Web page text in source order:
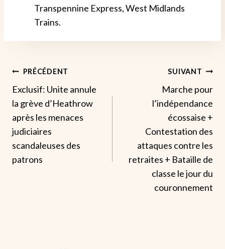
Transpennine Express, West Midlands
Trains.
Navigation
De
L’article
PRÉCÉDENT
Exclusif: Unite annule
la grève d’Heathrow
après les menaces
judiciaires
scandaleuses des
patrons
SUIVANT
Marche pour
l’indépendance
écossaise +
Contestation des
attaques contre les
retraites + Bataille de
classe le jour du
couronnement